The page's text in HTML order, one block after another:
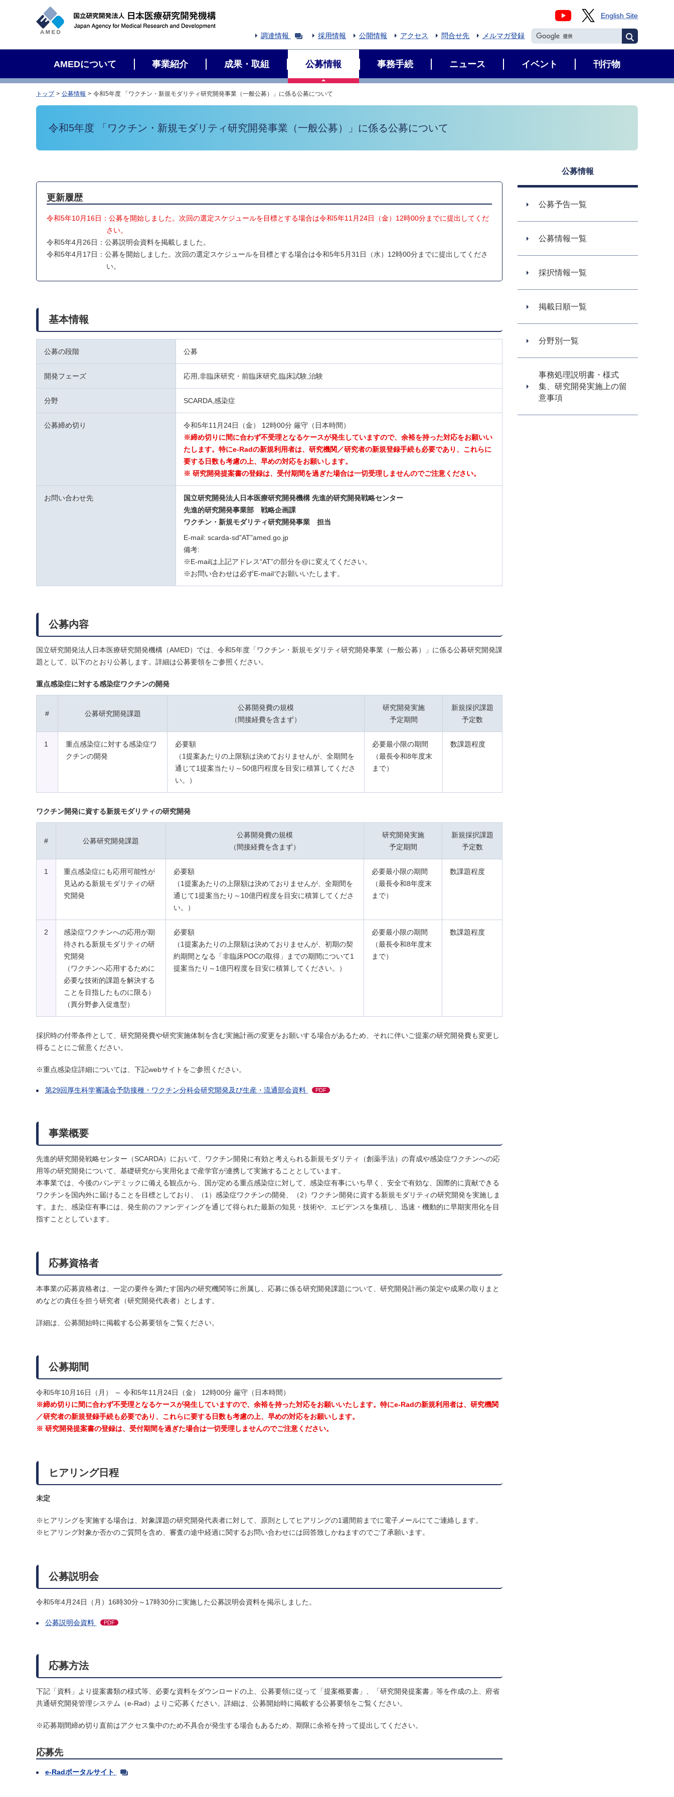
English Site
調達情報 採用情報 公開情報 アクセス 問合せ先 メルマガ登録
AMEDについて 事業紹介 成果・取組 公募情報 事務手続 ニュース イベント 刊行物
トップ 公募情報 令和5年度 「ワクチン・新規モダリティ研究開発事業（一般公募）」に係る公募について
令和5年度 「ワクチン・新規モダリティ研究開発事業（一般公募）」に係る公募について
更新履歴
令和5年10月16日：公募を開始しました。次回の選定スケジュールを目標とする場合は令和5年11月24日（金）12時00分までに提出してくだ
さい。
令和5年4月26日：公募説明会資料を掲載しました。
令和5年4月17日：公募を開始しました。次回の選定スケジュールを目標とする場合は令和5年5月31日（水）12時00分までに提出してくださ
い。
基本情報
公募の段階 公募
開発フェーズ 応用,非臨床研究・前臨床研究,臨床試験,治験
分野 SCARDA,感染症
公募締め切り
令和5年11月24日（金） 12時00分 厳守（日本時間）
※締め切りに間に合わず不受理となるケースが発生していますので、余裕を持った対応をお願いい
たします。特にe-Radの新規利用者は、研究機関／研究者の新規登録手続も必要であり、これらに
要する日数も考慮の上、早めの対応をお願いします。
※ 研究開発提案書の登録は、受付期間を過ぎた場合は一切受理しませんのでご注意ください。
お問い合わせ先
国立研究開発法人日本医療研究開発機構 先進的研究開発戦略センター
先進的研究開発事業部 戦略企画課
ワクチン・新規モダリティ研究開発事業
担当
E-mail: scarda-sd"AT"amed.go.jp
備考:
※E-mailは上記アドレス“AT”の部分を@に変えてください。
※お問い合わせは必ずE-mailでお願いいたします。
公募内容
国立研究開発法人日本医療研究開発機構（AMED）では、令和5年度「ワクチン・新規モダリティ研究開発事業（一般公募）」に係る公募研究開発課
題として、以下のとおり公募します。詳細は公募要領をご参照ください。
重点感染症に対する感染症ワクチンの開発
# 公募研究開発課題
公募開発費の規模
（間接経費を含まず）
研究開発実施
​予定期間
新規採択課題
予定数
1
重点感染症に対する感染症ワ
クチンの開発
必要額
（1提案あたりの上限額は決めておりませんが、全期間を
通じて1提案当たり～50億円程度を目安に積算してくださ
い。）
必要最小限の期間
（最長令和8年度末
まで）
数課題程度
ワクチン開発に資する新規モダリティの研究開発
# 公募研究開発課題
公募開発費の規模
（間接経費を含まず）
研究開発実施
​予定期間
新規採択課題
予定数
1
重点感染症にも応用可能性が
見込める新規モダリティの研
究開発
必要額
（1提案あたりの上限額は決めておりませんが、全期間を
通じて1提案当たり～10億円程度を目安に積算してくださ
い。）
必要最小限の期間
（最長令和8年度末
まで）
数課題程度
2
感染症ワクチンへの応用が期
待される新規モダリティの研
究開発
（ワクチンへ応用するために
必要な技術的課題を解決する
ことを目指したものに限る）
（異分野参入促進型）
必要額
（1提案あたりの上限額は決めておりませんが、初期の契
約期間となる「非臨床POCの取得」までの期間について1
提案当たり～1億円程度を目安に積算してください。）
必要最小限の期間
（最長令和8年度末
まで）
数課題程度
採択時の付帯条件として、研究開発費や研究実施体制を含む実施計画の変更をお願いする場合があるため、それに伴いご提案の研究開発費も変更し
得ることにご留意ください。
※重点感染症詳細については、下記webサイトをご参照ください。
第29回厚生科学審議会予防接種・ワクチン分科会研究開発及び生産・流通部会資料 PDF
事業概要
先進的研究開発戦略センター（SCARDA）において、ワクチン開発に有効と考えられる新規モダリティ（創薬手法）の育成や感染症ワクチンへの応
用等の研究開発について、基礎研究から実用化まで産学官が連携して実施することとしています。
本事業では、今後のパンデミックに備える観点から、国が定める重点感染症に対して、感染症有事にいち早く、安全で有効な、国際的に貢献できる
ワクチンを国内外に届けることを目標としており、（1）感染症ワクチンの開発、（2）ワクチン開発に資する新規モダリティの研究開発を実施しま
す。また、感染症有事には、発生前のファンディングを通じて得られた最新の知見・技術や、エビデンスを集積し、迅速・機動的に早期実用化を目
指すこととしています。
応募資格者
本事業の応募資格者は、一定の要件を満たす国内の研究機関等に所属し、応募に係る研究開発課題について、研究開発計画の策定や成果の取りまと
めなどの責任を担う研究者（研究開発代表者）とします。
詳細は、公募開始時に掲載する公募要領をご覧ください。
公募期間
令和5年10月16日（月） ～ 令和5年11月24日（金） 12時00分 厳守（日本時間）
※締め切りに間に合わず不受理となるケースが発生していますので、余裕を持った対応をお願いいたします。特にe-Radの新規利用者は、研究機関
／研究者の新規登録手続も必要であり、これらに要する日数も考慮の上、早めの対応をお願いします。
※ 研究開発提案書の登録は、受付期間を過ぎた場合は一切受理しませんのでご注意ください。
ヒアリング日程
未定
※ヒアリングを実施する場合は、対象課題の研究開発代表者に対して、原則としてヒアリングの1週間前までに電子メールにてご連絡します。
※ヒアリング対象か否かのご質問を含め、審査の途中経過に関するお問い合わせには回答致しかねますのでご了承願います。
公募説明会
令和5年4月24日（月）16時30分～17時30分に実施した公募説明会資料を掲示しました。
公募説明会資料 PDF
応募方法
下記「資料」より提案書類の様式等、必要な資料をダウンロードの上、公募要領に従って「提案概要書」、「研究開発提案書」等を作成の上、府省
共通研究開発管理システム（e-Rad）よりご応募ください。詳細は、公募開始時に掲載する公募要領をご覧ください。
※応募期間締め切り直前はアクセス集中のため不具合が発生する場合もあるため、期限に余裕を持って提出してください。
応募先
e-Radポータルサイト
公募情報
公募予告一覧
公募情報一覧
採択情報一覧
掲載日順一覧
分野別一覧
事務処理説明書・様式
集、研究開発実施上の留
意事項